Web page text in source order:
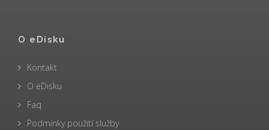
O eDisku
Kontakt
O eDisku
Faq
Podmínky použití služby